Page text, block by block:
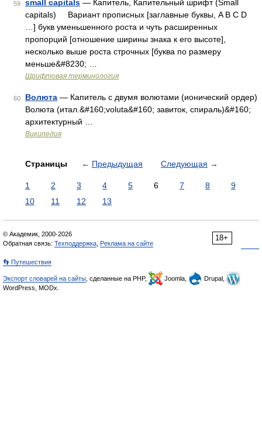
59 small capitals — Капитель, Капительный шрифт (Small
capitals) Вариант прописных [заглавные буквы, A B C D
…] букв уменьшенного роста и чуть расширенных
пропорций [отношение ширины знака к его высоте],
несколько выше роста строчных [буква по размеру
меньше&#8230; …
Шрифтовая терминология
60 Волюта — Капитель с двумя волютами (ионический ордер)
Волюта (итал.&#160;voluta&#160; завиток, спираль)&#160;
архитектурный …
Википедия
Страницы ← Предыдущая Следующая →
1 2 3 4 5 6 7 8
9
10
11 12 13
18+
© Академик, 2000-2026
Обратная связь: Техподдержка Реклама на сайте
👣 Путешествия
Экспорт словарей на сайты , сделанные на PHP, Joomla,
Drupal,
WordPress, MODx.